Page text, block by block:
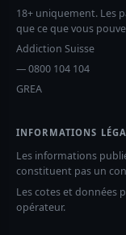
18+ uniquement. Les
que ce que vous
Addiction Suisse
— 0800 104 104
GREA
INFORMATIONS
Les informations
constituent pas un
Les cotes et données
opérateur.